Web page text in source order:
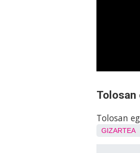
Tolosan
Tolosan
GIZARTEA